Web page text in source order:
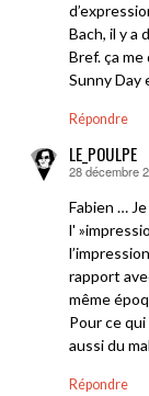
Bach, il y a
Bref. ça
Sunny Day
Répondre
LE_POULPE
dit :
28 décembre
Fabien …
l'
rapport
même
Pour ce
aussi du
Répondre